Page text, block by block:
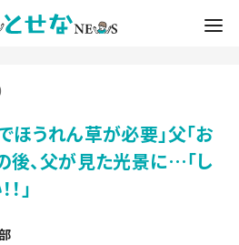
ほうれん草が必要」父「お
後、父が見た光景に…「し
」